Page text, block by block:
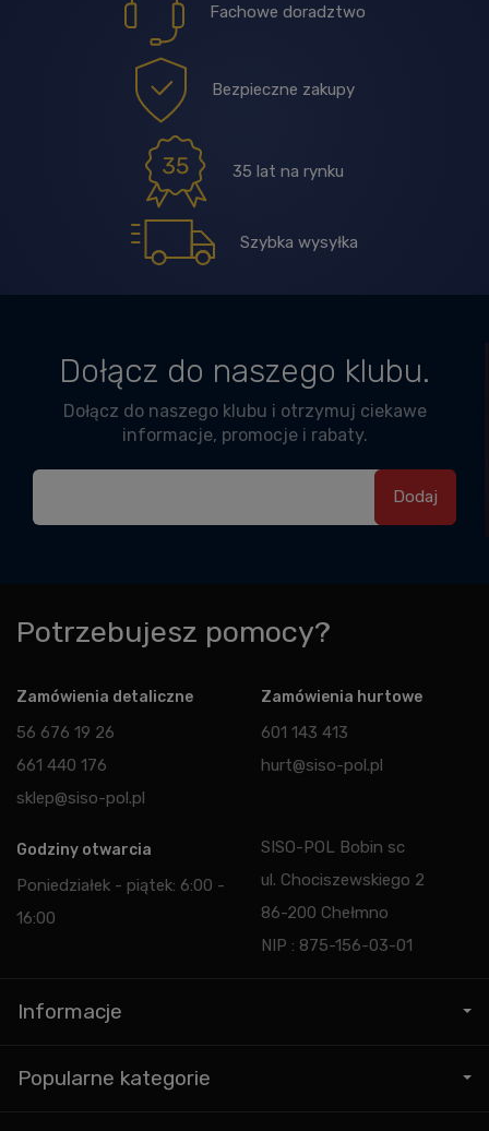
Fachowe doradztwo
Bezpieczne zakupy
35 lat na rynku
Szybka wysyłka
Dołącz do naszego klubu.
Dołącz do naszego klubu i otrzymuj ciekawe
informacje, promocje i rabaty.
Potrzebujesz pomocy?
Zamówienia detaliczne
56 676 19 26
661 440 176
sklep@siso-pol.pl
Zamówienia hurtowe
601 143 413
hurt@siso-pol.pl
Godziny otwarcia
Poniedziałek - piątek: 6:00 -
16:00
SISO-POL Bobin sc
ul. Chociszewskiego 2
86-200 Chełmno
NIP : 875-156-03-01
Informacje
Popularne kategorie